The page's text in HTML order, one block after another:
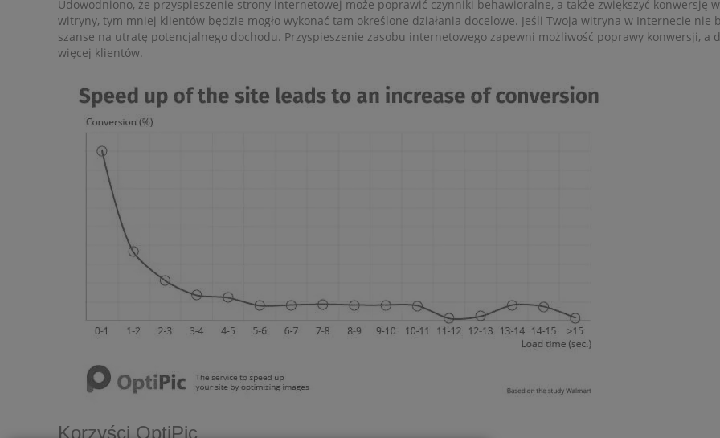
Udowodniono, że przyspieszenie strony internetowej może poprawić czynniki behawioralne, a także zwiększyć konwersję
witryny, tym mniej klientów będzie mogło wykonać tam określone działania docelowe. Jeśli Twoja witryna w Internecie nie
szanse na utratę potencjalnego dochodu. Przyspieszenie zasobu internetowego zapewni możliwość poprawy konwersji, a
więcej klientów.
Korzyści OptiPic